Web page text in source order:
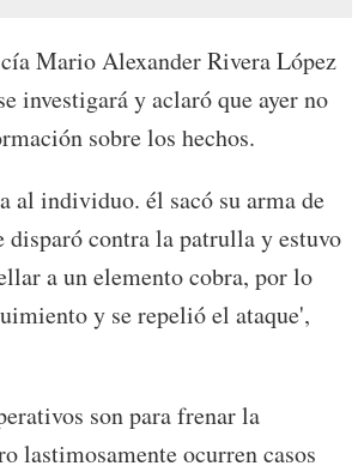
Mario Alexander Rivera López
investigará y aclaró que ayer no
sobre los hechos.
al individuo. él sacó su arma de
disparó contra la patrulla y estuvo
a un elemento cobra, por lo
y se repelió el ataque',
son para frenar la
lastimosamente ocurren casos